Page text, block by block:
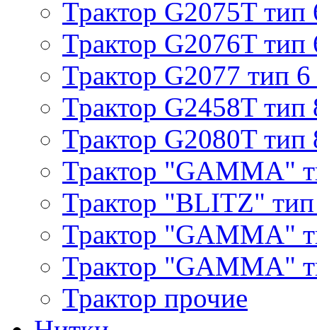
Трактор G2075T тип
Трактор G2076T тип
Трактор G2077 тип 6
Трактор G2458T тип
Трактор G2080T тип
Трактор "GAMMA"
Трактор "BLITZ"
Трактор "GAMMA"
Трактор "GAMMA"
Трактор прочие